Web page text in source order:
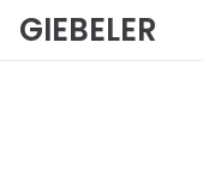
GIEBELER